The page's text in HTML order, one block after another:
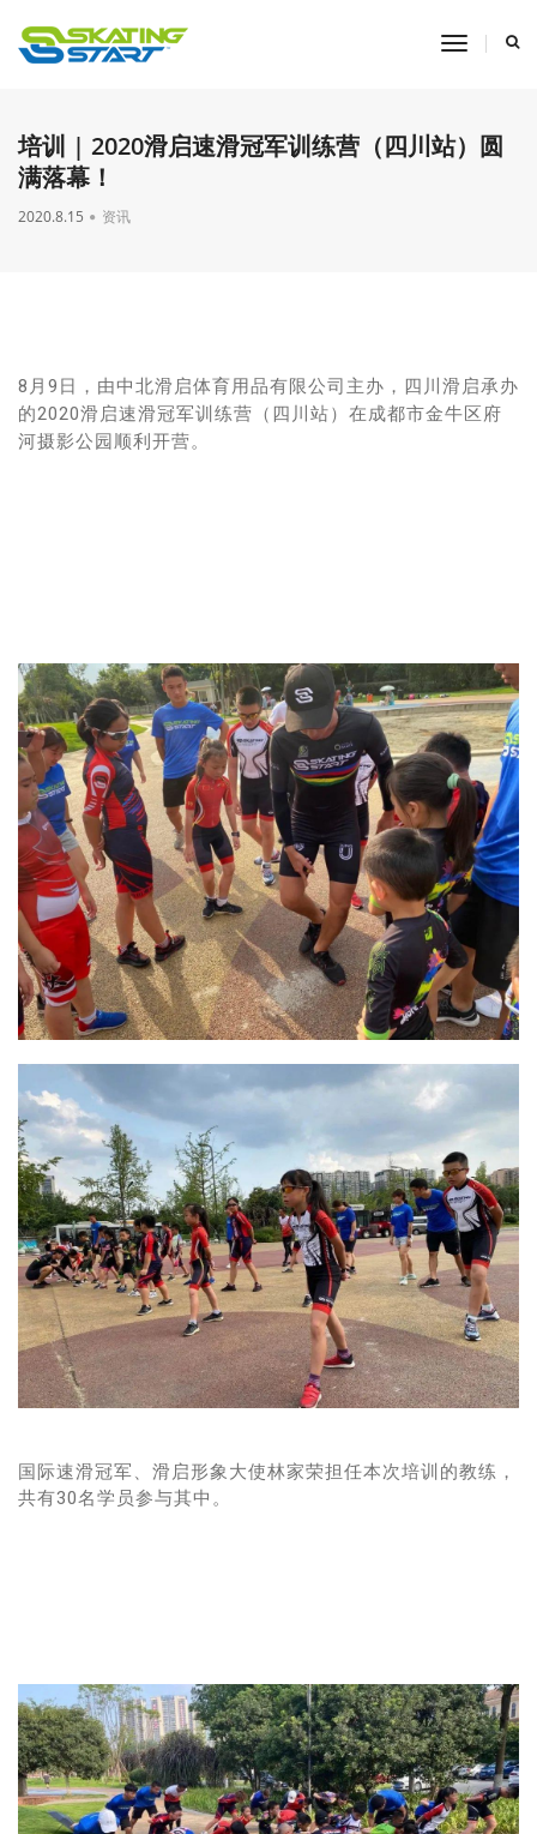
toggle
培训 | 2020滑启速滑冠军训练营（四川站）圆
满落幕！
2020.8.15 资讯
8月9日，由中北滑启体育用品有限公司主办，四川滑启承办
的2020滑启速滑冠军训练营（四川站）在成都市金牛区府
河摄影公园顺利开营。
国际速滑冠军、滑启形象大使林家荣担任本次培训的教练，
共有30名学员参与其中。